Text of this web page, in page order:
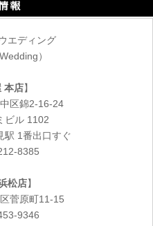
報
エディング
）
本店】
区錦2-16-24
ビル 1102
駅 1番出口すぐ
8385
松店】
菅原町11-15
9346